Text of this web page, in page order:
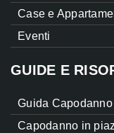
Case e
Eventi
GUIDE E
Guida
Capodanno in